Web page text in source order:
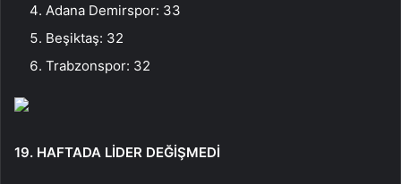
Adana Demirspor: 33
Beşiktaş: 32
Trabzonspor: 32
19. HAFTADA LİDER DEĞİŞMEDİ